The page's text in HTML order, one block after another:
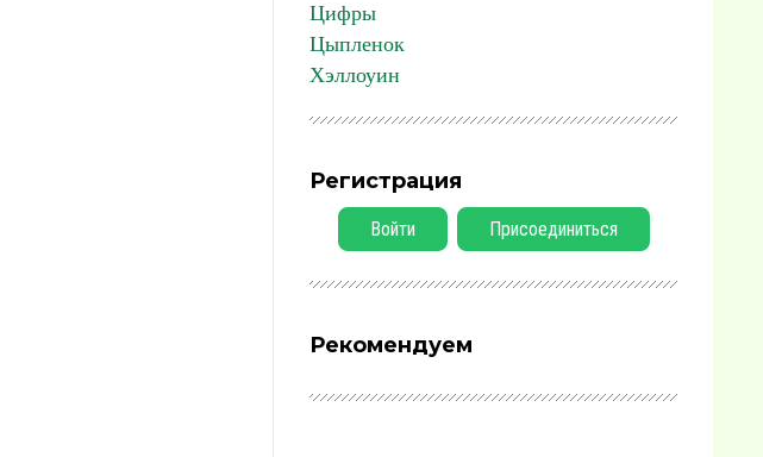
Цифры
Цыпленок
Хэллоуин
Регистрация
Войти Присоединиться
Рекомендуем